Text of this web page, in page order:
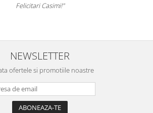
Felicitari Casimi!"
NEWSLETTER
ofertele si promotiile noastre